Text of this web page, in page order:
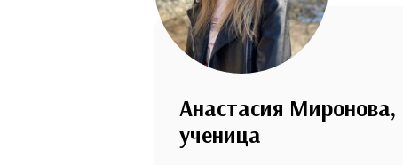
Анастасия Миронова,
ученица